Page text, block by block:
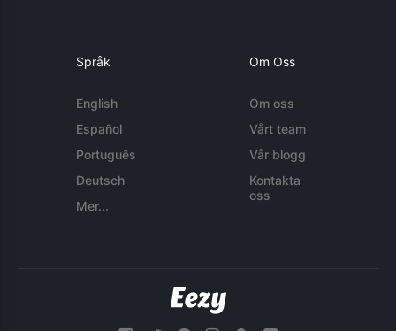
Språk
English
Español
Português
Deutsch
Mer...
Om Oss
Om oss
Vårt team
Vår blogg
Kontakta
oss